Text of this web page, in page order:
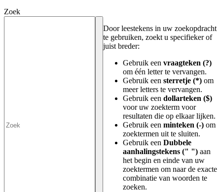
Zoek
Door leestekens in uw zoekopdracht
te gebruiken, zoekt u specifieker of
juist breder:
Gebruik een vraagteken (?)
om één letter te vervangen.
Gebruik een sterretje (*) om
meer letters te vervangen.
Gebruik een dollarteken ($)
voor uw zoekterm voor
resultaten die op elkaar lijken.
Gebruik een minteken (-) om
zoektermen uit te sluiten.
Gebruik een Dubbele
aanhalingstekens (" ") aan
het begin en einde van uw
zoektermen om naar de exacte
combinatie van woorden te
zoeken.